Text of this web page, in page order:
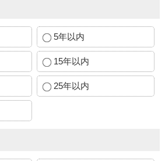
5年以内
15年以内
25年以内